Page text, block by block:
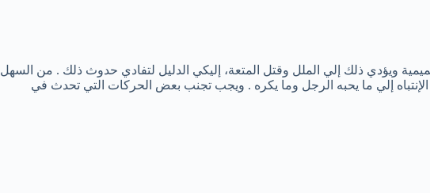
ويؤدي ذلك إلي الملل وقتل المتعة، إليكي الدليل لتفادي حدوث ذلك . من السهل
إلي ما يحبه الرجل وما يكره . ويجب تجنب بعض الحركات التي تحدث في